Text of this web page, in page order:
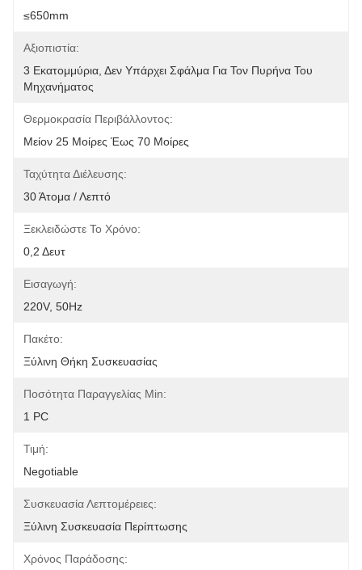
≤650mm
Αξιοπιστία:
3 Εκατομμύρια, Δεν Υπάρχει Σφάλμα Για Τον Πυρήνα Του
Μηχανήματος
Θερμοκρασία Περιβάλλοντος:
Μείον 25 Μοίρες Έως 70 Μοίρες
Ταχύτητα Διέλευσης:
30 Άτομα / Λεπτό
Ξεκλειδώστε Το Χρόνο:
0,2 Δευτ
Εισαγωγή:
220V, 50Hz
Πακέτο:
Ξύλινη Θήκη Συσκευασίας
Ποσότητα Παραγγελίας Min:
1 PC
Τιμή:
Negotiable
Συσκευασία Λεπτομέρειες:
Ξύλινη Συσκευασία Περίπτωσης
Χρόνος Παράδοσης: